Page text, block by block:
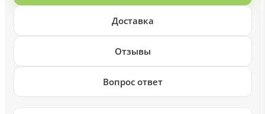
Доставка
Отзывы
Вопрос ответ